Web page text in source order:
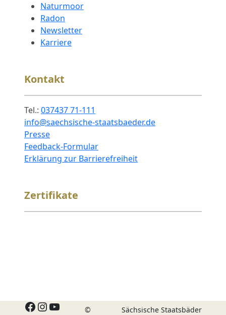
Naturmoor
Radon
Newsletter
Karriere
Kontakt
Tel.: 037437 71-111
info@saechsische-staatsbaeder.de
Presse
Feedback-Formular
Erklärung zur Barrierefreiheit
Zertifikate
Facebook
Instagram
YouTube
©
Sächsische Staatsbäder